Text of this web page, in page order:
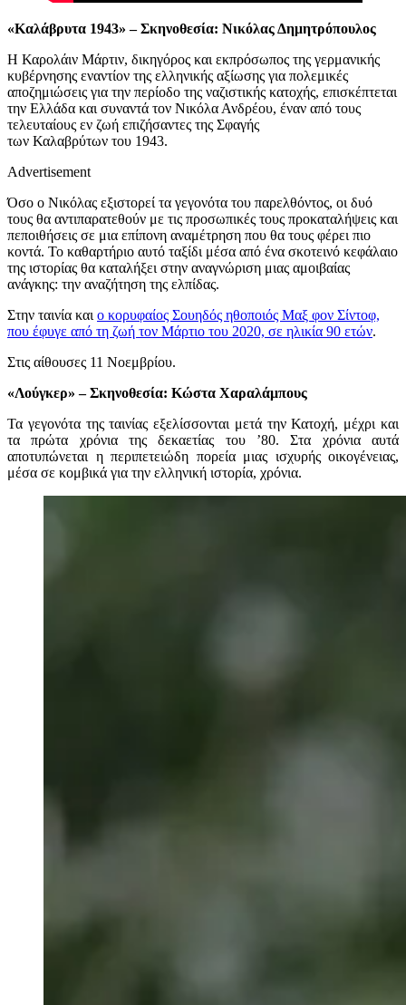
«Καλάβρυτα 1943» – Σκηνοθεσία: Νικόλας Δημητρόπουλος
Η Καρολάιν Μάρτιν, δικηγόρος και εκπρόσωπος της γερμανικής
κυβέρνησης εναντίον της ελληνικής αξίωσης για πολεμικές
αποζημιώσεις για την περίοδο της ναζιστικής κατοχής, επισκέπτεται
την Ελλάδα και συναντά τον Νικόλα Ανδρέου, έναν από τους
τελευταίους εν ζωή επιζήσαντες της Σφαγής
των Καλαβρύτων του 1943.
Advertisement
Όσο ο Νικόλας εξιστορεί τα γεγονότα του παρελθόντος, οι δυό
τους θα αντιπαρατεθούν με τις προσωπικές τους προκαταλήψεις και
πεποιθήσεις σε μια επίπονη αναμέτρηση που θα τους φέρει πιο
κοντά. Το καθαρτήριο αυτό ταξίδι μέσα από ένα σκοτεινό κεφάλαιο
της ιστορίας θα καταλήξει στην αναγνώριση μιας αμοιβαίας
ανάγκης: την αναζήτηση της ελπίδας.
Στην ταινία και ο κορυφαίος Σουηδός ηθοποιός Μαξ φον Σίντοφ,
που έφυγε από τη ζωή τον Μάρτιο του 2020, σε ηλικία 90 ετών.
Στις αίθουσες 11 Νοεμβρίου.
«Λούγκερ» – Σκηνοθεσία: Κώστα Χαραλάμπους
Τα γεγονότα της ταινίας εξελίσσονται μετά την Κατοχή, μέχρι και
τα πρώτα χρόνια της δεκαετίας του ’80. Στα χρόνια αυτά
αποτυπώνεται η περιπετειώδη πορεία μιας ισχυρής οικογένειας,
μέσα σε κομβικά για την ελληνική ιστορία, χρόνια.